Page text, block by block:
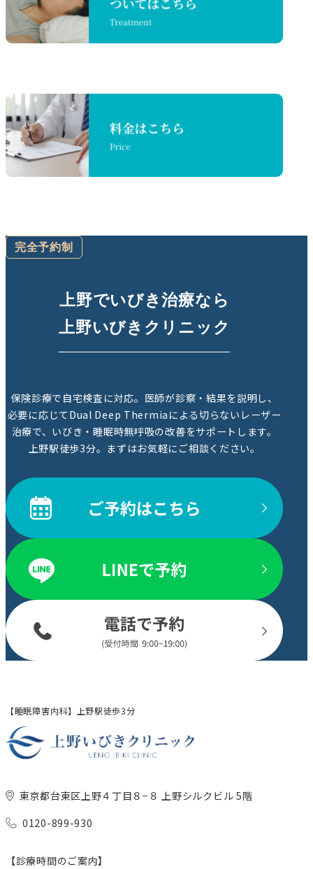
完全予約制
上野でいびき治療なら
上野いびきクリニック
保険診療で自宅検査に対応。医師が診察・結果を説明し、
必要に応じてDual Deep Thermiaによる切らないレーザー
治療で、いびき・睡眠時無呼吸の改善をサポートします。
上野駅徒歩3分。まずはお気軽にご相談ください。
【睡眠障害内科】上野駅徒歩3分
東京都台東区上野４丁目８−８ 上野シルクビル 5階
0120-899-930
【診療時間のご案内】